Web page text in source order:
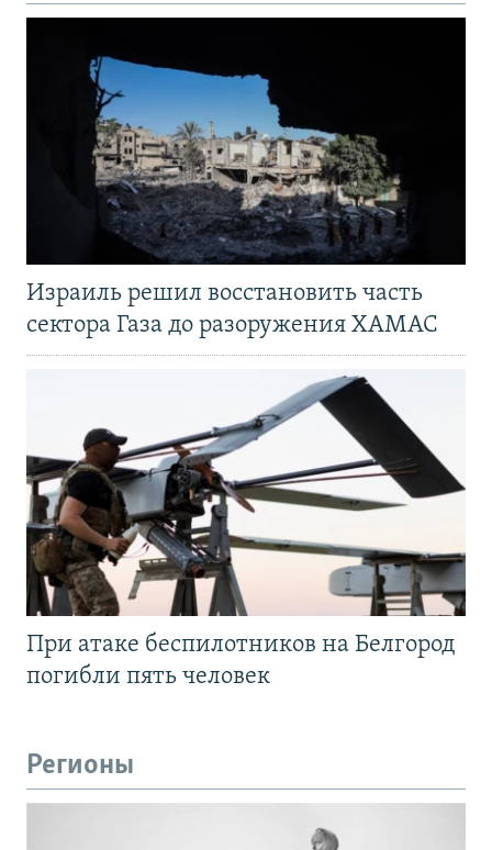
Израиль решил восстановить часть
сектора Газа до разоружения ХАМАС
При атаке беспилотников на Белгород
погибли пять человек
Регионы